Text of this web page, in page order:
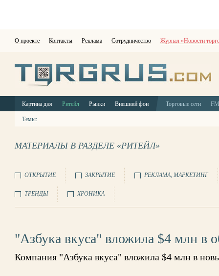
О проекте Контакты Реклама Сотрудничество Журнал «Новости
Картина дня Ритейл Рынки Внешний фон Торговые сети
Темы:
МАТЕРИАЛЫ В РАЗДЕЛЕ «РИТЕЙЛ»
ОТКРЫТИЕ ЗАКРЫТИЕ РЕКЛАМА, МАРКЕТИНГ
ТРЕНДЫ ХРОНИКА
"Азбука вкуса" вложила $4 млн в
Компания "Азбука вкуса" вложила $4 млн в